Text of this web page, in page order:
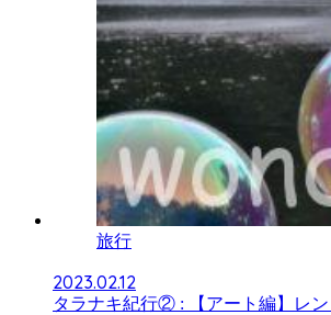
旅行
2023.02.12
タラナキ紀行② : 【アート編】レ